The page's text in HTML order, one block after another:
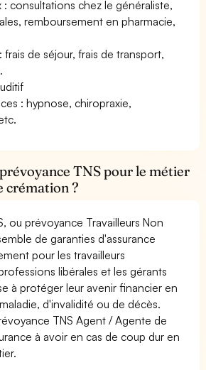
: consultations chez le généraliste,
remboursement en pharmacie,
frais de séjour, frais de transport,
: hypnose, chiropraxie,
prévoyance TNS pour le métier
crémation ?
ou prévoyance Travailleurs Non
de garanties d'assurance
pour les travailleurs
libérales et les gérants
à protéger leur avenir financier en
d'invalidité ou de décès.
TNS Agent / Agente de
à avoir en cas de coup dur en